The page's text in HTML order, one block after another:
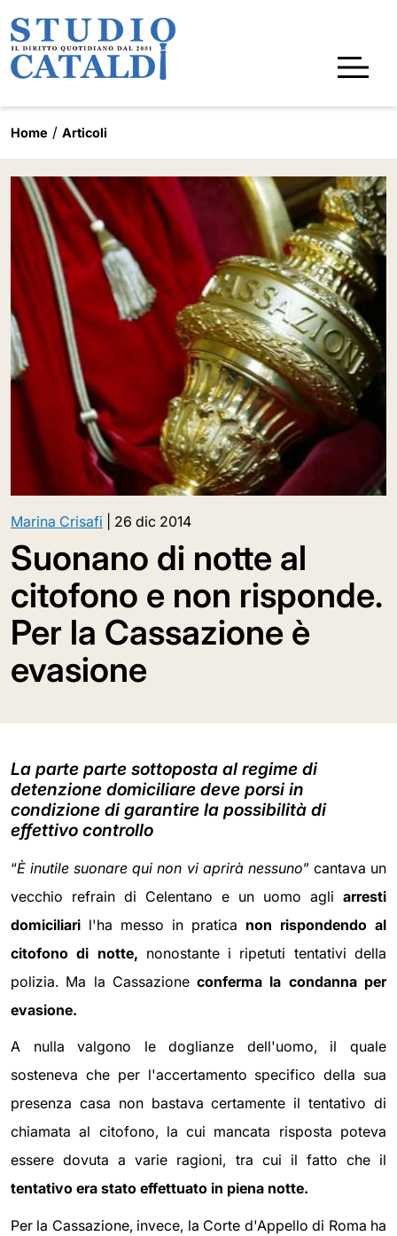
Home Articoli
Marina Crisafi 26 dic 2014
Suonano di notte al
citofono e non risponde.
Per la Cassazione è
evasione
La parte parte sottoposta al regime di
detenzione domiciliare deve porsi in
condizione di garantire la possibilità di
effettivo controllo
“È inutile suonare qui non vi aprirà nessuno” cantava un
vecchio refrain di Celentano e un uomo agli arresti
domiciliari l'ha messo in pratica non rispondendo al
citofono di notte, nonostante i ripetuti tentativi della
polizia. Ma la Cassazioneconferma la condanna per
evasione.
A nulla valgono le doglianze dell'uomo, il quale
sosteneva che per l'accertamento specifico della sua
presenza casa non bastava certamente il tentativo di
chiamata al citofono, la cui mancata risposta poteva
essere dovuta a varie ragioni, tra cui il fatto che il
tentativo era stato effettuato in piena notte.
Per la Cassazione, invece, la Corte d'Appello di Roma ha